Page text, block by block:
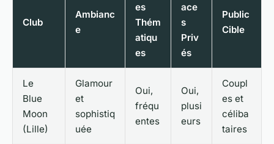
Club
Ambianc
e
es
Thém
atiqu
es
ace
s
Priv
és
Public
Cible
Le
Blue
Moon
(Lille)
Glamour
et
sophistiq
uée
Oui,
fréqu
entes
Oui,
plusi
eurs
Coupl
es et
céliba
taires